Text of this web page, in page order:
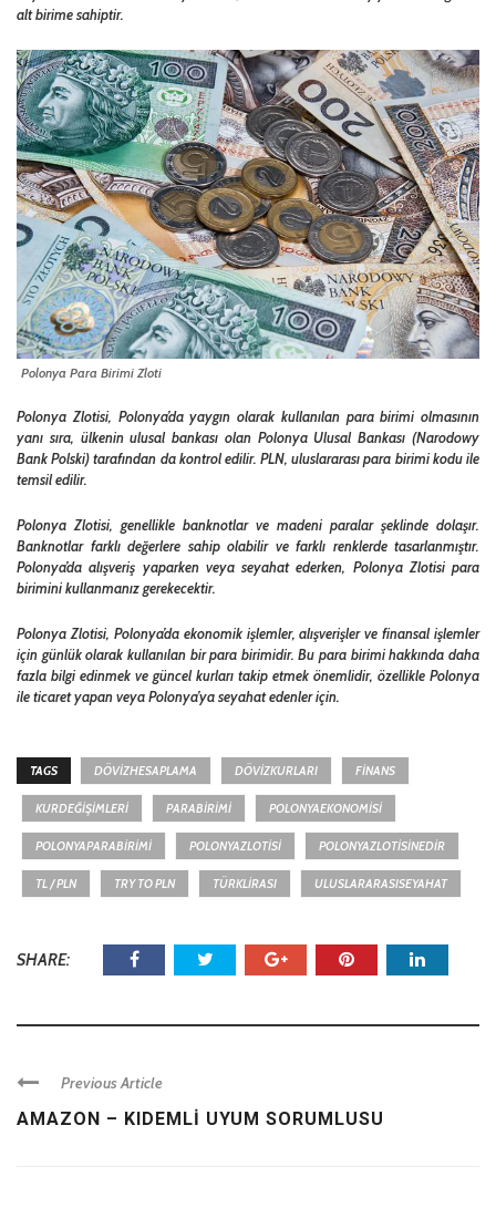
alt birime sahiptir.
Polonya Para Birimi Zloti
Polonya Zlotisi, Polonya’da yaygın olarak kullanılan para birimi olmasının
yanı sıra, ülkenin ulusal bankası olan Polonya Ulusal Bankası (Narodowy
Bank Polski) tarafından da kontrol edilir. PLN, uluslararası para birimi kodu ile
temsil edilir.
Polonya Zlotisi, genellikle banknotlar ve madeni paralar şeklinde dolaşır.
Banknotlar farklı değerlere sahip olabilir ve farklı renklerde tasarlanmıştır.
Polonya’da alışveriş yaparken veya seyahat ederken, Polonya Zlotisi para
birimini kullanmanız gerekecektir.
Polonya Zlotisi, Polonya’da ekonomik işlemler, alışverişler ve finansal işlemler
için günlük olarak kullanılan bir para birimidir. Bu para birimi hakkında daha
fazla bilgi edinmek ve güncel kurları takip etmek önemlidir, özellikle Polonya
ile ticaret yapan veya Polonya’ya seyahat edenler için.
TAGS DÖVIZHESAPLAMA DÖVIZKURLARI FINANS
KURDEĞIŞIMLERI PARABIRIMI POLONYAEKONOMISI
POLONYAPARABIRIMI POLONYAZLOTISI POLONYAZLOTISINEDIR
TL / PLN TRY TO PLN TÜRKLIRASI ULUSLARARASISEYAHAT
SHARE:
Previous Article
AMAZON – KIDEMLI UYUM SORUMLUSU